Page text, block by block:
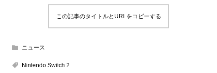
この記事のタイトルとURLをコピーする
ニュース
Nintendo Switch 2